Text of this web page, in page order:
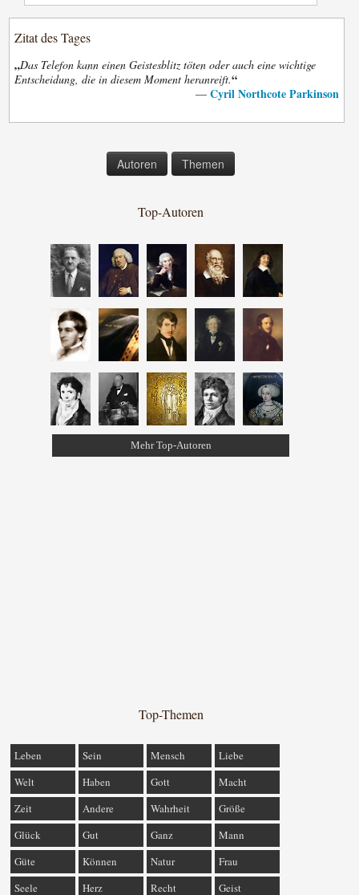
Zitat des Tages
„Das Telefon kann einen Geistesblitz töten oder auch eine wichtige
Entscheidung, die in diesem Moment heranreift.“
— Cyril Northcote Parkinson
Autoren Themen
Top-Autoren
Mehr Top-Autoren
Top-Themen
Leben Sein Mensch
Liebe
Welt
Haben Gott
Macht
Zeit
Andere Wahrheit
Größe
Glück
Gut Ganz
Mann
Güte
Können Natur
Frau
Seele
Herz Recht Geist